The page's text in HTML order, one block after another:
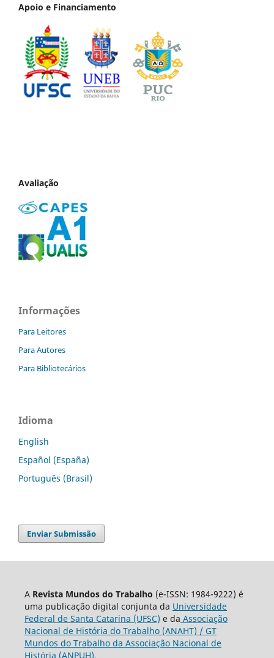
Apoio e Financiamento
Avaliação
Informações
Para Leitores
Para Autores
Para Bibliotecários
Idioma
English
Español (España)
Português (Brasil)
Enviar Submissão
A Revista Mundos do Trabalho (e-ISSN: 1984-9222) é
uma publicação digital conjunta da Universidade
Federal de Santa Catarina (UFSC) e da Associação
Nacional de História do Trabalho (ANAHT) / GT
Mundos do Trabalho da Associação Nacional de
História (ANPUH).